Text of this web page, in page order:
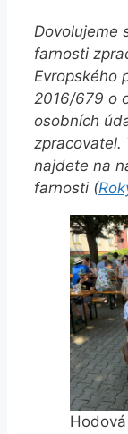
Dovolujeme
farnosti
Evropského
2016/679 o
osobních
zpracovatel.
najdete na
farnosti (